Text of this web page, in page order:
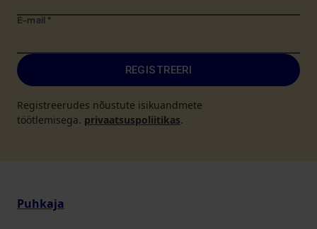
E-mail *
REGISTREERI
Registreerudes nõustute isikuandmete
töötlemisega. privaatsuspoliitikas.
Puhkaja